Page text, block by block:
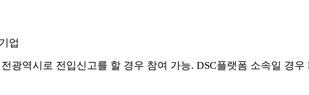
업
광역시로 전입신고를 할 경우 참여 가능. DSC플랫폼 소속일 경우